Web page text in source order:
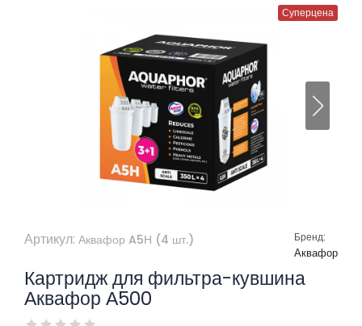
Суперцена
Артикул: Аквафор A5Н (4 шт.) Бренд:
Аквафор
Картридж для фильтра-кувшина
Аквафор А500